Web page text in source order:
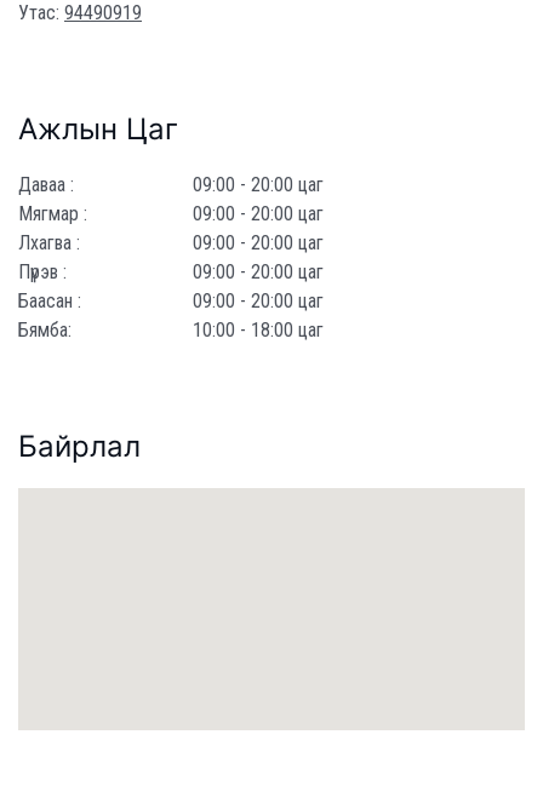
Утас: 94490919
Ажлын Цаг
Даваа :
09:00 - 20:00 цаг
Мягмар :
09:00 - 20:00 цаг
Лхагва :
09:00 - 20:00 цаг
Пүрэв :
09:00 - 20:00 цаг
Баасан :
09:00 - 20:00 цаг
Бямба:
10:00 - 18:00 цаг
Байрлал